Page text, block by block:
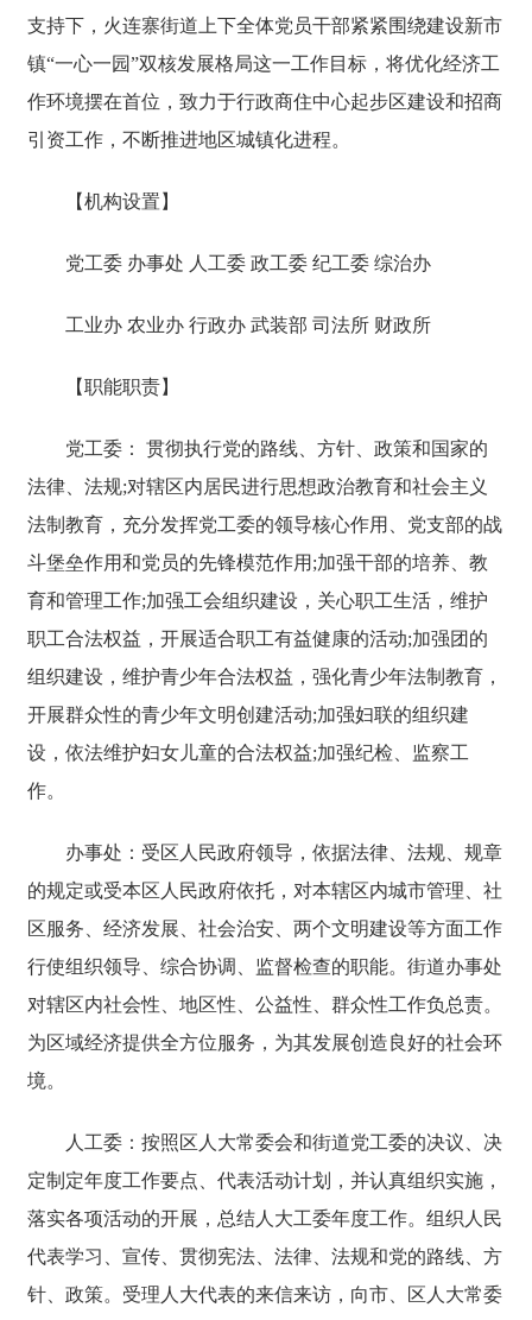
支持下，火连寨街道上下全体党员干部紧紧围绕建设新市
镇“一心一园”双核发展格局这一工作目标，将优化经济工
作环境摆在首位，致力于行政商住中心起步区建设和招商
引资工作，不断推进地区城镇化进程。
【机构设置】
党工委 办事处 人工委 政工委 纪工委 综治办
工业办 农业办 行政办 武装部 司法所 财政所
【职能职责】
党工委： 贯彻执行党的路线、方针、政策和国家的
法律、法规;对辖区内居民进行思想政治教育和社会主义
法制教育，充分发挥党工委的领导核心作用、党支部的战
斗堡垒作用和党员的先锋模范作用;加强干部的培养、教
育和管理工作;加强工会组织建设，关心职工生活，维护
职工合法权益，开展适合职工有益健康的活动;加强团的
组织建设，维护青少年合法权益，强化青少年法制教育，
开展群众性的青少年文明创建活动;加强妇联的组织建
设，依法维护妇女儿童的合法权益;加强纪检、监察工
作。
办事处：受区人民政府领导，依据法律、法规、规章
的规定或受本区人民政府依托，对本辖区内城市管理、社
区服务、经济发展、社会治安、两个文明建设等方面工作
行使组织领导、综合协调、监督检查的职能。街道办事处
对辖区内社会性、地区性、公益性、群众性工作负总责。
为区域经济提供全方位服务，为其发展创造良好的社会环
境。
人工委：按照区人大常委会和街道党工委的决议、决
定制定年度工作要点、代表活动计划，并认真组织实施，
落实各项活动的开展，总结人大工委年度工作。组织人民
代表学习、宣传、贯彻宪法、法律、法规和党的路线、方
针、政策。受理人大代表的来信来访，向市、区人大常委